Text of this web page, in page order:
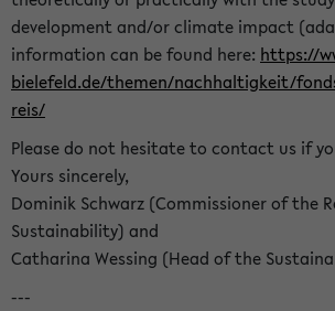
development and/or climate impact
information can be found here: https://
bielefeld.de/themen/nachhaltigkeit/
reis/
Please do not hesitate to contact us if
Yours sincerely,
Dominik Schwarz (Commissioner of the
Sustainability) and
Catharina Wessing (Head of the
---